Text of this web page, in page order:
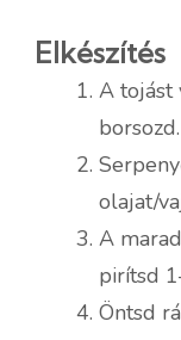
Elkészítés
A tojást
borsozd.
olajat/
A
pirítsd
Öntsd